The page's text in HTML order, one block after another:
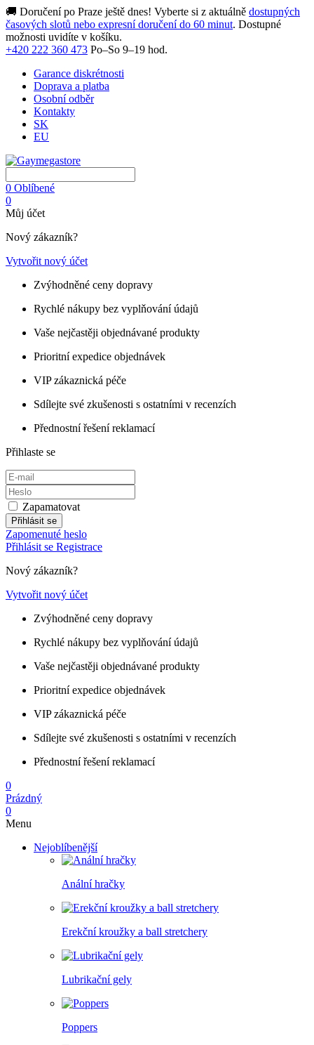
🚚 Doručení po Praze ještě dnes! Vyberte si z aktuálně dostupných
časových slotů nebo expresní doručení do 60 minut. Dostupné
možnosti uvidíte v košíku.
+420 222 360 473 Po–So 9–19 hod.
Garance diskrétnosti
Doprava a platba
Osobní odběr
Kontakty
SK
EU
0 Oblíbené
0
Můj účet
Nový zákazník?
Vytvořit nový účet
Zvýhodněné ceny dopravy
Rychlé nákupy bez vyplňování údajů
Vaše nejčastěji objednávané produkty
Prioritní expedice objednávek
VIP zákaznická péče
Sdílejte své zkušenosti s ostatními v recenzích
Přednostní řešení reklamací
Přihlaste se
Zapamatovat
Přihlásit se
Zapomenuté heslo
Přihlásit se Registrace
Nový zákazník?
Vytvořit nový účet
Zvýhodněné ceny dopravy
Rychlé nákupy bez vyplňování údajů
Vaše nejčastěji objednávané produkty
Prioritní expedice objednávek
VIP zákaznická péče
Sdílejte své zkušenosti s ostatními v recenzích
Přednostní řešení reklamací
0
Prázdný
0
Menu
Nejoblíbenější
Anální hračky
Erekční kroužky a ball stretchery
Lubrikační gely
Poppers